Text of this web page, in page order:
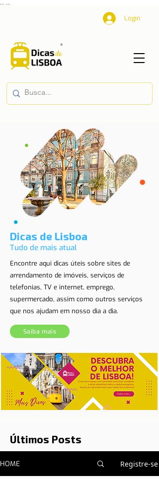
Login
Dicas de Lisboa
Tudo de mais atual
Encontre aqui dicas úteis sobre sites de
arrendamento de imóveis, serviços de
telefonias, TV e internet, emprego,
supermercado, assim como outros serviços
que nos ajudam em nosso dia a dia.
Saiba mais
Últimos Posts
HOME Registre-se